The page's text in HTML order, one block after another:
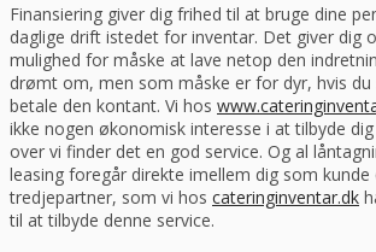
Finansiering giver dig frihed til at bruge dine
daglige drift istedet for inventar. Det giver dig
mulighed for måske at lave netop den
drømt om, men som måske er for dyr, hvis du
betale den kontant. Vi hos
ikke nogen økonomisk interesse i at tilbyde
over vi finder det en god service. Og al
leasing foregår direkte imellem dig som kunde
tredjepartner, som vi hos cateringinventar.dk
til at tilbyde denne service.